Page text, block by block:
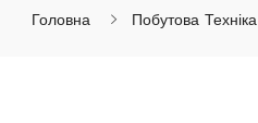
Головна Побутова Техніка